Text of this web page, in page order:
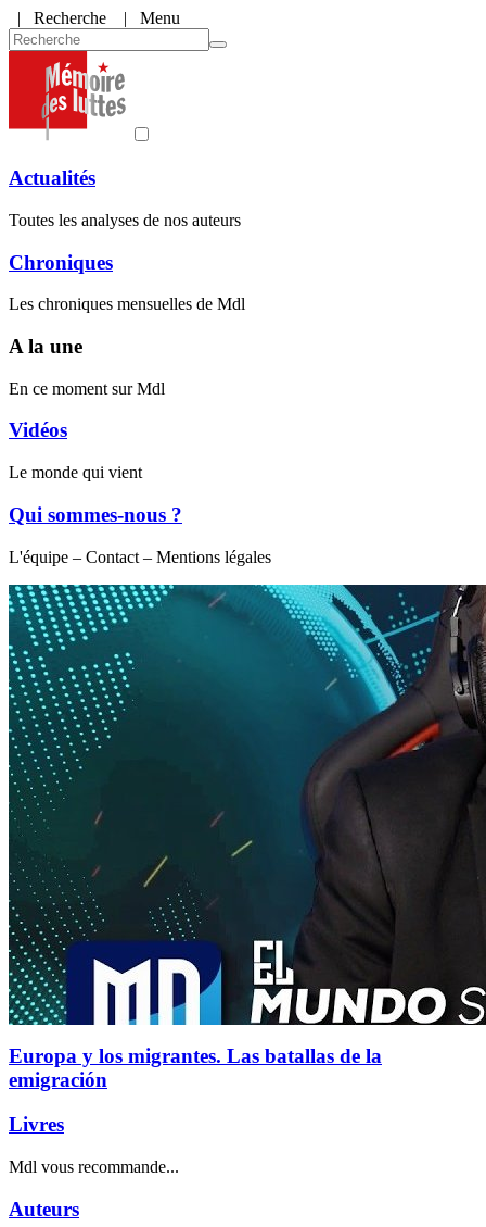
| Recherche | Menu
Actualités
Toutes les analyses de nos auteurs
Chroniques
Les chroniques mensuelles de Mdl
A la une
En ce moment sur Mdl
Vidéos
Le monde qui vient
Qui sommes-nous ?
L'équipe – Contact – Mentions légales
Europa y los migrantes. Las batallas de la
emigración
Livres
Mdl vous recommande...
Auteurs